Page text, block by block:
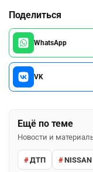
Поделиться
WhatsApp
VK
Ещё по теме
Новости и
ДТП NISSAN